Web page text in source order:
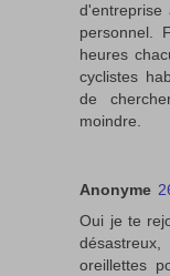
d'entreprise
personnel.
heures
cyclistes
de
moindre.
Anonyme
Oui je te
oreillettes